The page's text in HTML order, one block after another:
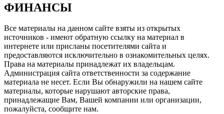
ФИНАНСЫ
Все материалы на данном сайте взяты из открытых
источников - имеют обратную ссылку на материал в
интернете или присланы посетителями сайта и
предоставляются исключительно в ознакомительных целях.
Права на материалы принадлежат их владельцам.
Администрация сайта ответственности за содержание
материала не несет. Если Вы обнаружили на нашем сайте
материалы, которые нарушают авторские права,
принадлежащие Вам, Вашей компании или организации,
пожалуйста, сообщите нам.